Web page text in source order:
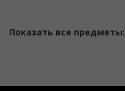
Показать все предметы: